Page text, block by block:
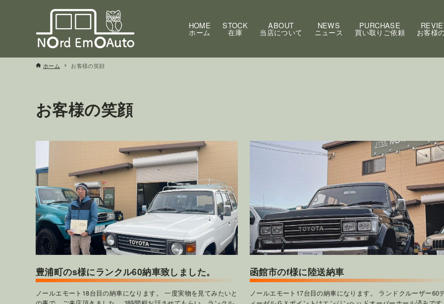
HOME
ホーム
STOCK
在庫
ABOUT
当店について
NEWS
ニュース
PURCHASE
買い取りご依頼 お客様
ホーム お客様の笑顔
お客様の笑顔
豊浦町のs様にランクル60納車致しました。
ノールエモート18台目の納車になります。 一度実物を見てみたいと
函館市のf様に陸送納車
ノールエモート17台目の納車になります。 ランドクルーザー60